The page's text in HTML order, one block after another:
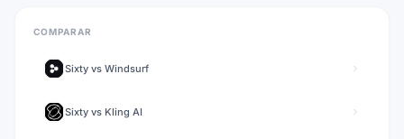
COMPARAR
Sixty vs Windsurf
Sixty vs Kling AI